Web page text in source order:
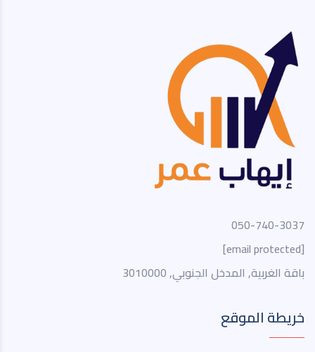
050-740-3037
[email protected]
باقة الغربية, المدخل الجنوبي, 3010000
خريطة الموقع